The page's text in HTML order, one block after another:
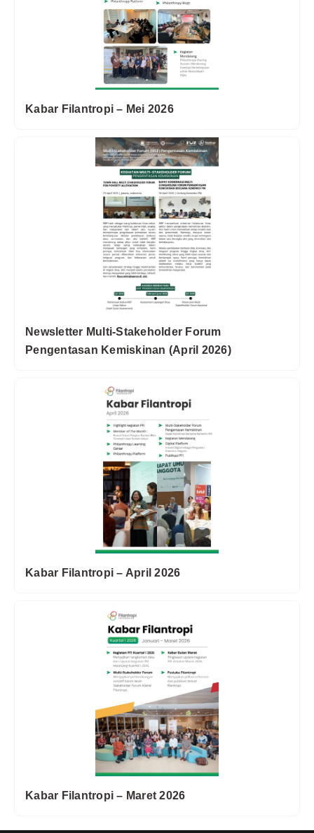
Kabar Filantropi – Mei 2026
Newsletter Multi-Stakeholder Forum
Pengentasan Kemiskinan (April 2026)
Kabar Filantropi – April 2026
Kabar Filantropi – Maret 2026